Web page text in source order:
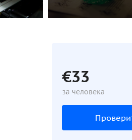
€33
за человека